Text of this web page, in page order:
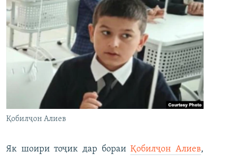
Қобилҷон Алиев
Як шоири тоҷик дар бораиҚобилҷон Алиев,